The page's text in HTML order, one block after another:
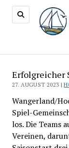
Erfolgreicher
27. AUGUST 2023 |
Wangerland/
Spiel-
los. Die Teams
Vereinen,